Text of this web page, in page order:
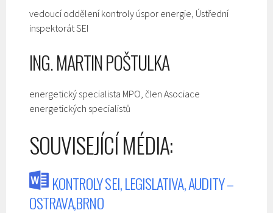
vedoucí oddělení kontroly úspor energie, Ústřední
inspektorát SEI
ING. MARTIN POŠTULKA
energetický specialista MPO, člen Asociace
energetických specialistů
SOUVISEJÍCÍ MÉDIA:
KONTROLY SEI, LEGISLATIVA, AUDITY –
OSTRAVA,BRNO